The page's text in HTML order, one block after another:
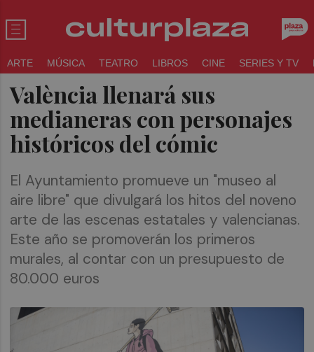
ARTE MÚSICA TEATRO LIBROS CINE SERIES Y TV
València llenará sus
medianeras con personajes
históricos del cómic
El Ayuntamiento promueve un "museo al
aire libre" que divulgará los hitos del noveno
arte de las escenas estatales y valencianas.
Este año se promoverán los primeros
murales, al contar con un presupuesto de
80.000 euros